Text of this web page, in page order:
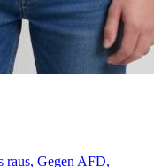
raus, Gegen AFD,